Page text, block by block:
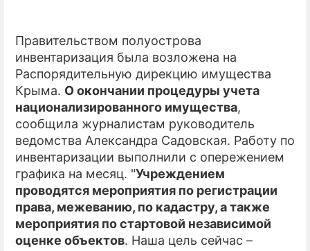
Правительством полуострова
инвентаризация была возложена на
Распорядительную дирекцию имущества
Крыма. О окончании процедуры учета
национализированного имущества,
сообщила журналистам руководитель
ведомства Александра Садовская. Работу по
инвентаризации выполнили с опережением
графика на месяц. "Учреждением
проводятся мероприятия по регистрации
права, межеванию, по кадастру, а также
мероприятия по стартовой независимой
оценке объектов. Наша цель сейчас –